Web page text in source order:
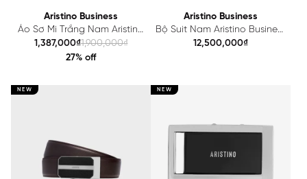
Aristino Business
Áo Sơ Mi Trắng Nam Aristino
Business Garment Dipping
1LS0550Z
1,387,000₫1,900,000₫
27% off
Aristino Business
Bộ Suit Nam Aristino Business
Wool 1SU0010Z
12,500,000₫
NEW NEW